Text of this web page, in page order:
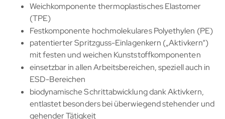
Weichkomponente thermoplastisches Elastomer
(TPE)
Festkomponente hochmolekulares Polyethylen (PE)
patentierter Spritzguss-Einlagenkern („Aktivkern“)
mit festen und weichen Kunststoffkomponenten
einsetzbar in allen Arbeitsbereichen, speziell auch in
ESD-Bereichen
biodynamische Schrittabwicklung dank Aktivkern,
entlastet besonders bei überwiegend stehender und
gehender Tätigkeit